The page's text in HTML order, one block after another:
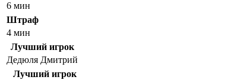
6 мин
Штраф
4 мин
Лучший игрок
Дедюля Дмитрий
Лучший игрок